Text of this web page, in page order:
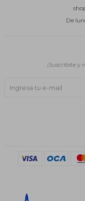
De
¡Suscribite y